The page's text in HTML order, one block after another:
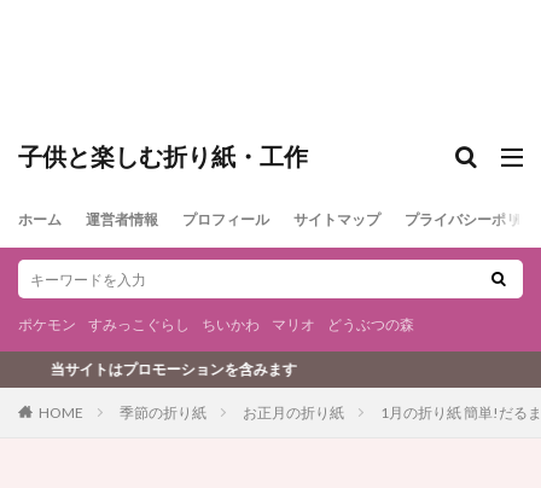
子供と楽しむ折り紙・工作
ホーム 運営者情報 プロフィール サイトマップ プライバシーポリシ
ポケモン すみっこぐらし ちいかわ マリオ どうぶつの森
ンを含みます
HOME 季節の折り紙 お正月の折り紙 1月の折り紙 簡単!だる